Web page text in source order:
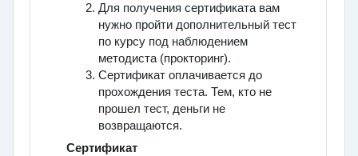
Для получения сертификата вам
нужно пройти дополнительный тест
по курсу под наблюдением
методиста (прокторинг).
Сертификат оплачивается до
прохождения теста. Тем, кто не
прошел тест, деньги не
возвращаются.
Сертификат